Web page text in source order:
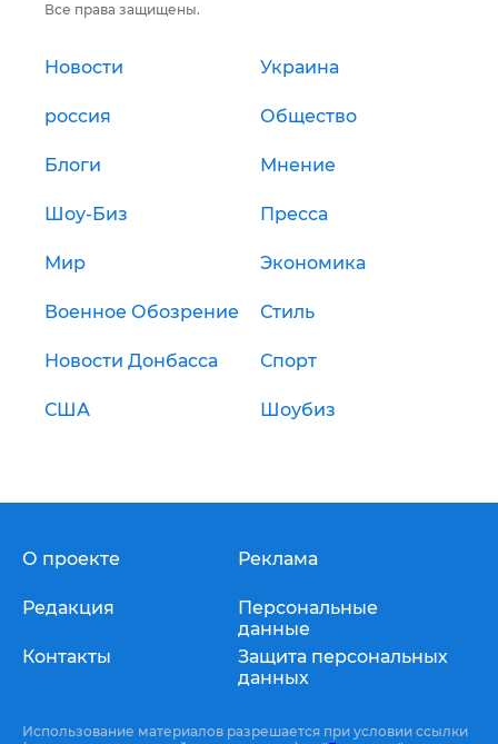
Все права защищены.
Новости Украина
россия Общество
Блоги Мнение
Шоу-Биз Пресса
Мир Экономика
Военное Обозрение Стиль
Новости Донбасса Спорт
США Шоубиз
О проекте
Редакция
Контакты
Реклама
Персональные
данные
Защита персональных
данных
Использование материалов разрешается при условии ссылки